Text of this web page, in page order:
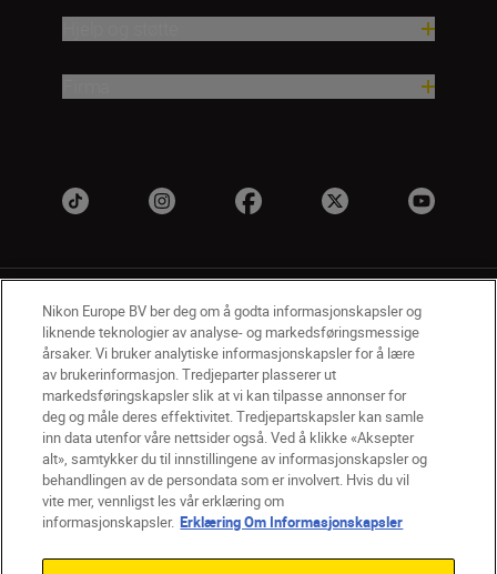
NO Nikon Sites
Kontakt oss Personvernerklæring
Bruksvilkår
Vilkår og betingelser for Nikon Store
Erklæring Om Informasjonskapsler
Tilgjengelighet
Innstillinger for informasjonskapsler
© 2026 Nikon
Nikon Europe BV ber deg om å godta informasjonskapsler og
liknende teknologier av analyse- og markedsføringsmessige
årsaker. Vi bruker analytiske informasjonskapsler for å lære
av brukerinformasjon. Tredjeparter plasserer ut
markedsføringskapsler slik at vi kan tilpasse annonser for
deg og måle deres effektivitet. Tredjepartskapsler kan samle
inn data utenfor våre nettsider også. Ved å klikke «Aksepter
alt», samtykker du til innstillingene av informasjonskapsler og
behandlingen av de persondata som er involvert. Hvis du vil
vite mer, vennligst les vår erklæring om
informasjonskapsler. Erklæring Om Informasjonskapsler